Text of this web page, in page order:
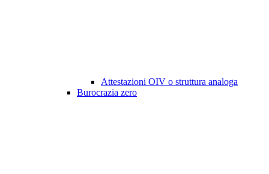
Attestazioni OIV o struttura analoga
Burocrazia zero